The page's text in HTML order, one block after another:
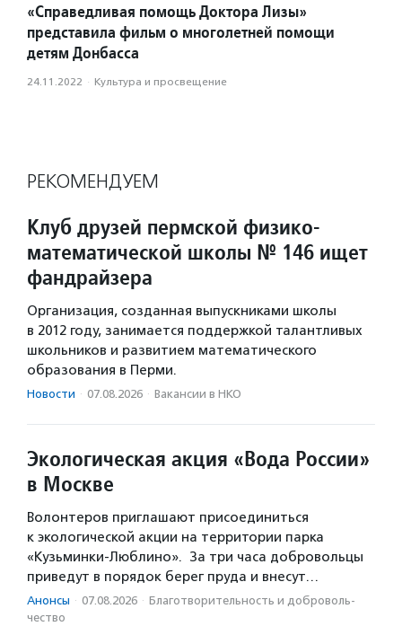
«Справедливая помощь Доктора Лизы»
представила фильм о многолетней помощи
детям Донбасса
24.11.2022 · Культура и просвещение
РЕКОМЕНДУЕМ
Клуб друзей пермской физико-
математической школы № 146 ищет
фандрайзера
Организация, созданная выпускниками школы
в 2012 году, занимается поддержкой талантливых
школьников и развитием математического
образования в Перми.
Новости · 07.08.2026 · Вакансии в НКО
Экологическая акция «Вода России»
в Москве
Волонтеров приглашают присоединиться
к экологической акции на территории парка
«Кузьминки-Люблино». За три часа добровольцы
приведут в порядок берег пруда и внесут…
Анонсы · 07.08.2026 · Благотвори­тель­ность и доброволь­
чест­во